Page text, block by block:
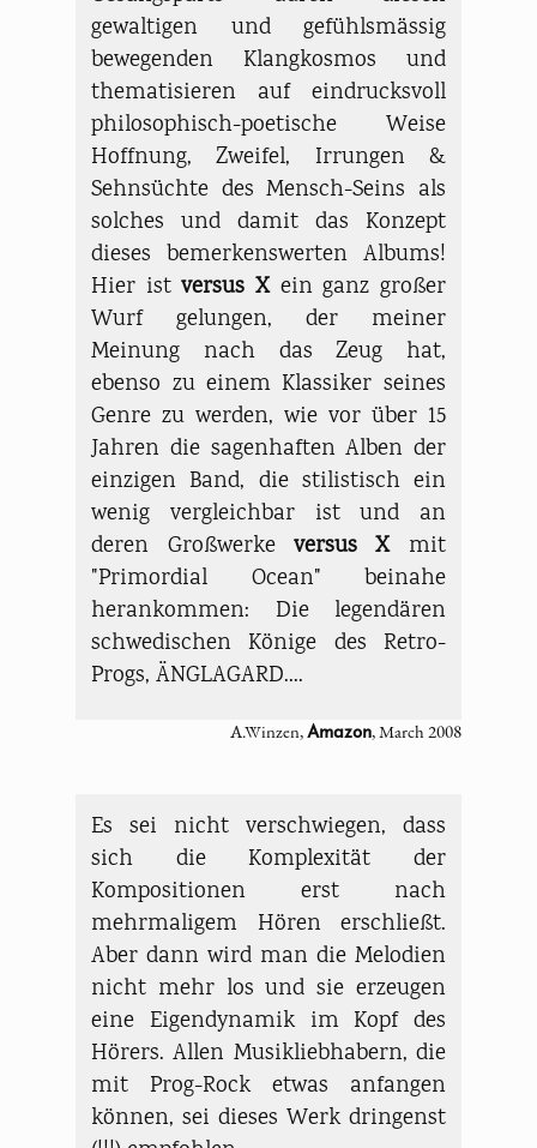
gewaltigen und gefühlsmässig
bewegenden Klangkosmos und
thematisieren auf eindrucksvoll
philosophisch-poetische Weise
Hoffnung, Zweifel, Irrungen &
Sehnsüchte des Mensch-Seins als
solches und damit das Konzept
dieses bemerkenswerten Albums!
Hier istversus Xein ganz großer
Wurf gelungen, der meiner
Meinung nach das Zeug hat,
ebenso zu einem Klassiker seines
Genre zu werden, wie vor über 15
Jahren die sagenhaften Alben der
einzigen Band, die stilistisch ein
wenig vergleichbar ist und an
deren Großwerke versus Xmit
"Primordial Ocean" beinahe
herankommen: Die legendären
schwedischen Könige des Retro-
Progs, ÄNGLAGARD....
A.Winzen,Amazon, March 2008
Es sei nicht verschwiegen, dass
sich die Komplexität der
Kompositionen erst nach
mehrmaligem Hören erschließt.
Aber dann wird man die Melodien
nicht mehr los und sie erzeugen
eine Eigendynamik im Kopf des
Hörers. Allen Musikliebhabern, die
mit Prog-Rock etwas anfangen
können, sei dieses Werk dringenst